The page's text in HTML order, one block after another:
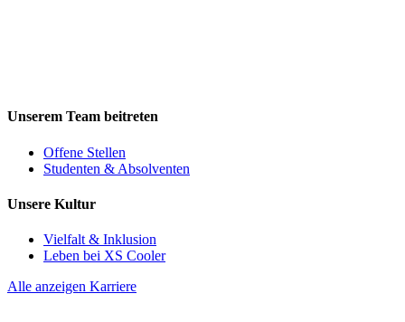
Unserem Team beitreten
Offene Stellen
Studenten & Absolventen
Unsere Kultur
Vielfalt & Inklusion
Leben bei XS Cooler
Alle anzeigen Karriere